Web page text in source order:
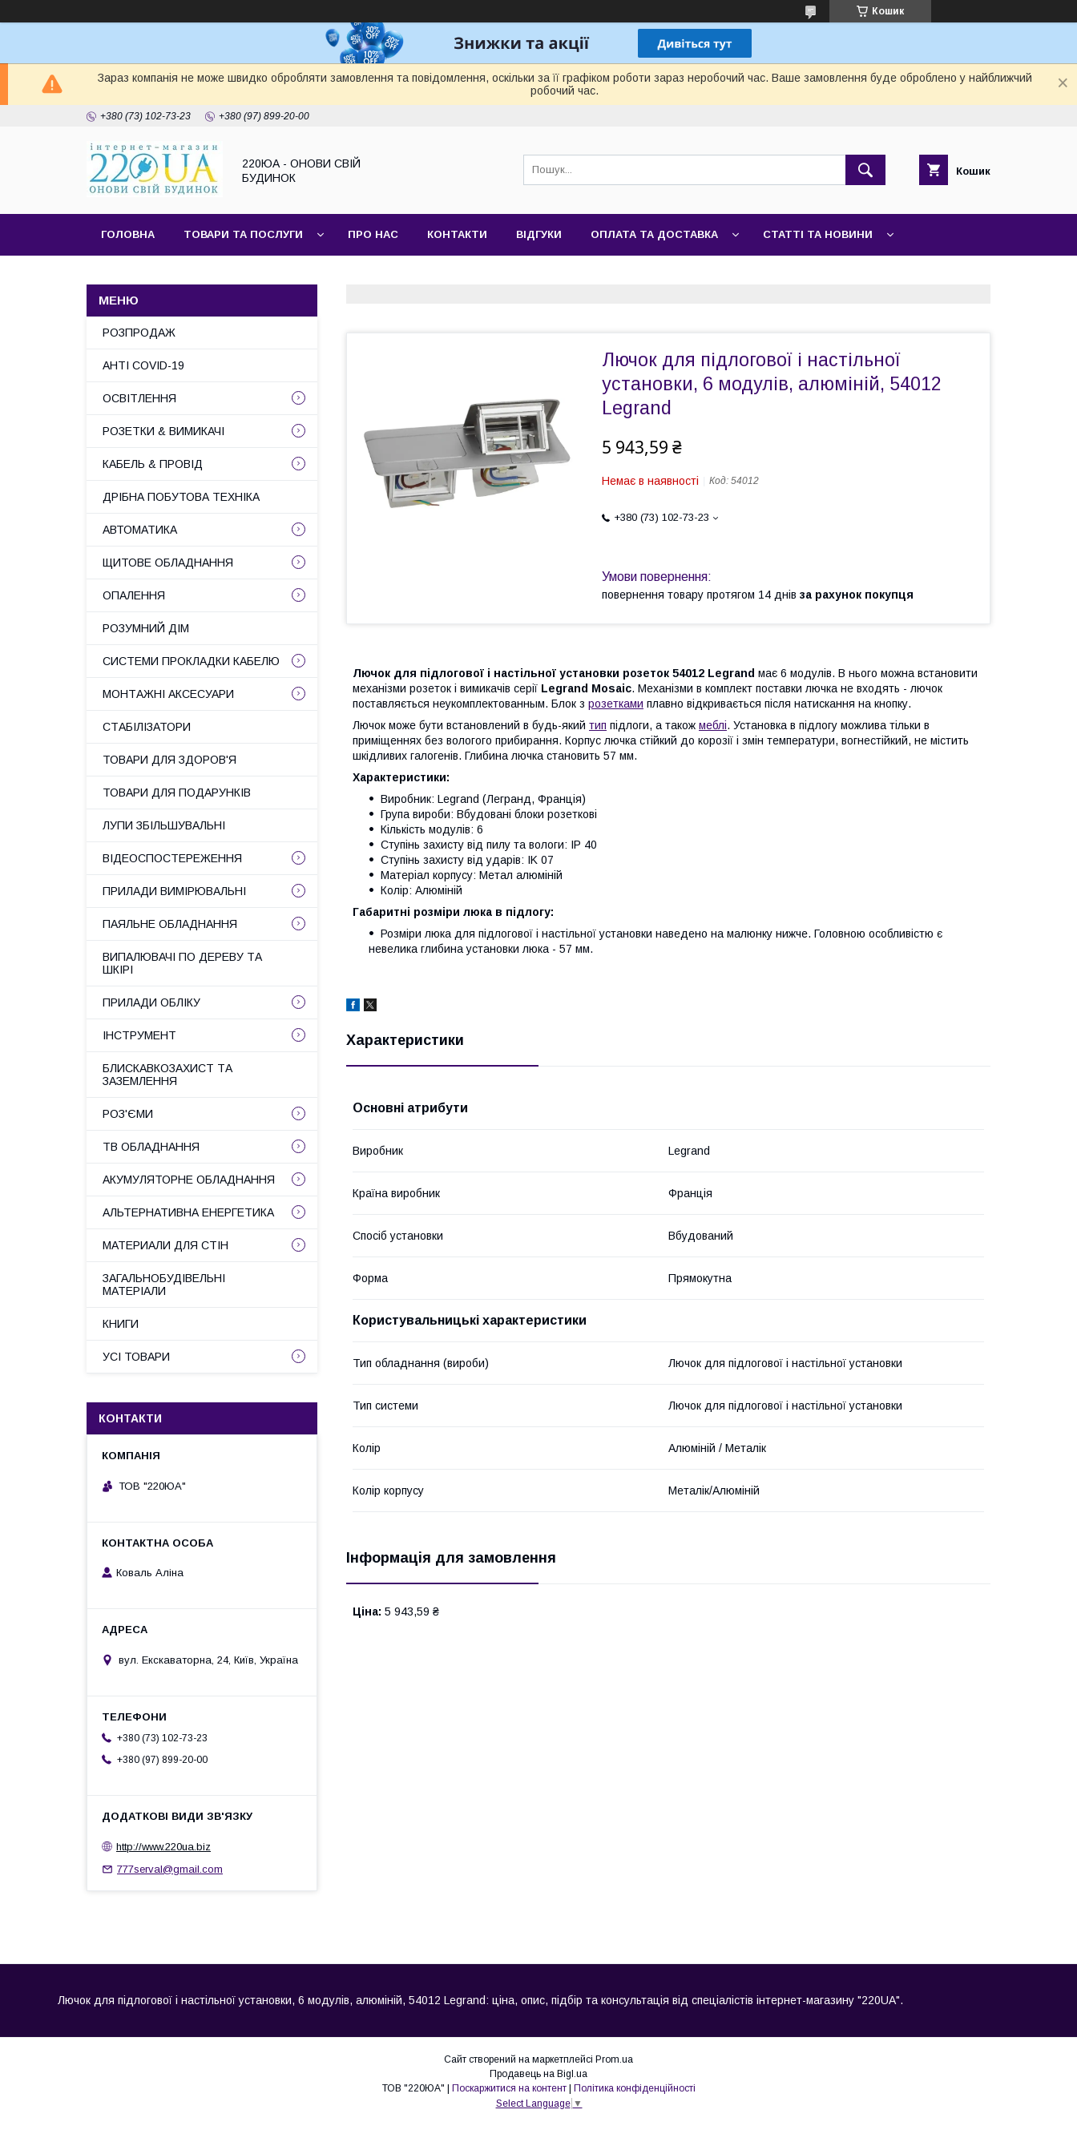
Кошик
Зараз компанія не може швидко обробляти замовлення та повідомлення, оскільки за її графіком роботи зараз неробочий час. Ваше замовлення буде оброблено у найближчий
робочий час.
+380 (73) 102-73-23 +380 (97) 899-20-00
220ЮА - ОНОВИ СВІЙ
БУДИНОК
Кошик
ГОЛОВНА ТОВАРИ ТА ПОСЛУГИ ПРО НАС КОНТАКТИ ВІДГУКИ ОПЛАТА ТА ДОСТАВКА СТАТТІ ТА НОВИНИ
Лючок для підлогової і настільної
установки, 6 модулів, алюміній, 54012
Legrand
5 943,59 ₴
Немає в наявності Код: 54012
+380 (73) 102-73-23
повернення товару протягом 14 днів за рахунок покупця
Лючок для підлогової і настільної установки розеток 54012 Legrand має 6 модулів. В нього можна встановити
механізми розеток і вимикачів серії Legrand Mosaic. Механізми в комплект поставки лючка не входять - лючок
поставляється неукомплектованным. Блок з розетками плавно відкривається після натискання на кнопку.
Лючок може бути встановлений в будь-який тип підлоги, а також меблі. Установка в підлогу можлива тільки в
приміщеннях без вологого прибирання. Корпус лючка стійкий до корозії і змін температури, вогнестійкий, не містить
шкідливих галогенів. Глибина лючка становить 57 мм.
Характеристики:
Виробник: Legrand (Легранд, Франція)
Група вироби: Вбудовані блоки розеткові
Кількість модулів: 6
Ступінь захисту від пилу та вологи: IP 40
Ступінь захисту від ударів: IK 07
Матеріал корпусу: Метал алюміній
Колір: Алюміній
Габаритні розміри люка в підлогу:
Розміри люка для підлогової і настільної установки наведено на малюнку нижче. Головною особливістю є
невелика глибина установки люка - 57 мм.
Характеристики
Основні атрибути
Виробник Legrand
Країна виробник Франція
Спосіб установки Вбудований
Форма Прямокутна
Користувальницькі характеристики
Тип обладнання (вироби) Лючок для підлогової і настільної установки
Тип системи Лючок для підлогової і настільної установки
Колір Алюміній / Металік
Колір корпусу Металік/Алюміній
Інформація для замовлення
Ціна: 5 943,59 ₴
РОЗПРОДАЖ
АНТІ COVID-19
ОСВІТЛЕННЯ
РОЗЕТКИ & ВИМИКАЧІ
КАБЕЛЬ & ПРОВІД
ДРІБНА ПОБУТОВА ТЕХНІКА
АВТОМАТИКА
ЩИТОВЕ ОБЛАДНАННЯ
ОПАЛЕННЯ
РОЗУМНИЙ ДІМ
СИСТЕМИ ПРОКЛАДКИ КАБЕЛЮ
МОНТАЖНІ АКСЕСУАРИ
СТАБІЛІЗАТОРИ
ТОВАРИ ДЛЯ ЗДОРОВ'Я
ТОВАРИ ДЛЯ ПОДАРУНКІВ
ЛУПИ ЗБІЛЬШУВАЛЬНІ
ВІДЕОСПОСТЕРЕЖЕННЯ
ПРИЛАДИ ВИМІРЮВАЛЬНІ
ПАЯЛЬНЕ ОБЛАДНАННЯ
ВИПАЛЮВАЧІ ПО ДЕРЕВУ ТА
ШКІРІ
ПРИЛАДИ ОБЛІКУ
ІНСТРУМЕНТ
БЛИСКАВКОЗАХИСТ ТА
ЗАЗЕМЛЕННЯ
РОЗ'ЄМИ
ТВ ОБЛАДНАННЯ
АКУМУЛЯТОРНЕ ОБЛАДНАННЯ
АЛЬТЕРНАТИВНА ЕНЕРГЕТИКА
МАТЕРИАЛИ ДЛЯ СТІН
ЗАГАЛЬНОБУДІВЕЛЬНІ
МАТЕРІАЛИ
КНИГИ
УСІ ТОВАРИ
КОНТАКТИ
ТОВ "220ЮА"
Коваль Аліна
вул. Екскаваторна, 24, Київ, Україна
+380 (73) 102-73-23
+380 (97) 899-20-00
http://www.220ua.biz
777serval@gmail.com
Лючок для підлогової і настільної установки, 6 модулів, алюміній, 54012 Legrand: ціна, опис, підбір та консультація від спеціалістів інтернет-магазину "220UA".
Сайт створений на маркетплейсі Prom.ua
Продавець на Bigl.ua
ТОВ "220ЮА" | Поскаржитися на контент | Політика конфіденційності
Select Language ▼